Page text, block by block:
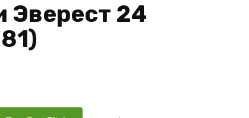
Эверест 24